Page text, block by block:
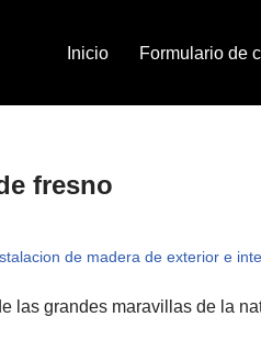
Inicio Formulario de
fresno
de madera de exterior e
las grandes maravillas de la